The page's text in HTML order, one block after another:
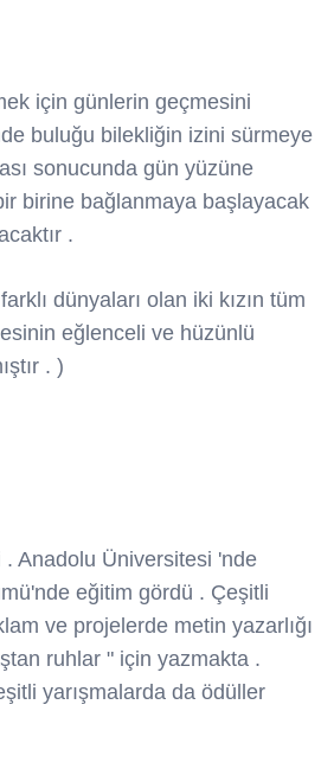
için günlerin geçmesini
buluğu bilekliğin izini sürmeye
sonucunda gün yüzüne
birine bağlanmaya başlayacak
.
dünyaları olan iki kızın tüm
eğlenceli ve hüzünlü
. )
Anadolu Üniversitesi 'nde
eğitim gördü . Çeşitli
ve projelerde metin yazarlığı
ruhlar " için yazmakta .
yarışmalarda da ödüller